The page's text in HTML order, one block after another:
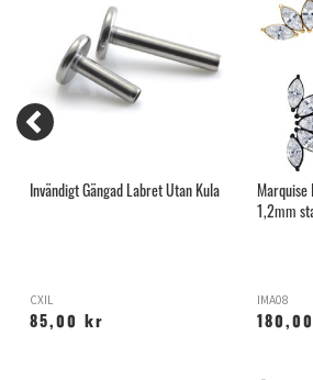
Invändigt Gängad Labret Utan Kula
CXIL
85,00 kr
Marquise
1,2mm
IMA08